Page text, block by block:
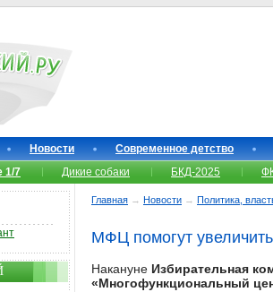
Новости Современное детство
1/7
Дикие собаки БКД-2025
Главная → Новости → Политика,
МФЦ помогут
Накануне Избирательная
«Многофункциональный